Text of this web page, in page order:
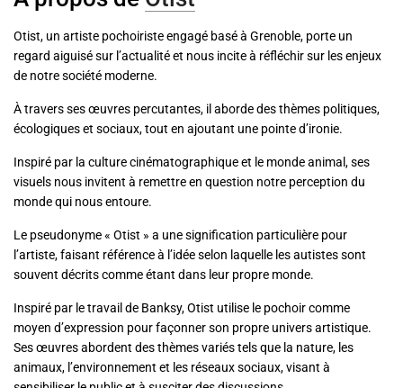
Otist, un artiste pochoiriste engagé basé à Grenoble, porte un
regard aiguisé sur l’actualité et nous incite à réfléchir sur les enjeux
de notre société moderne.
À travers ses œuvres percutantes, il aborde des thèmes politiques,
écologiques et sociaux, tout en ajoutant une pointe d’ironie.
Inspiré par la culture cinématographique et le monde animal, ses
visuels nous invitent à remettre en question notre perception du
monde qui nous entoure.
Le pseudonyme « Otist » a une signification particulière pour
l’artiste, faisant référence à l’idée selon laquelle les autistes sont
souvent décrits comme étant dans leur propre monde.
Inspiré par le travail de Banksy, Otist utilise le pochoir comme
moyen d’expression pour façonner son propre univers artistique.
Ses œuvres abordent des thèmes variés tels que la nature, les
animaux, l’environnement et les réseaux sociaux, visant à